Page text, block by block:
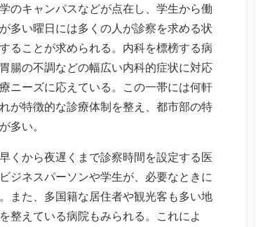
のキャンパスなどが点在し、学生から働
多い曜日には多くの人が診察を求める状
ることが求められる。内科を標榜する病
腸の不調などの幅広い内科的症状に対応
ニーズに応えている。この一帯には何軒
が特徴的な診療体制を整え、都市部の特
多い。
くから夜遅くまで診察時間を設定する医
ジネスパーソンや学生が、必要なときに
また、多国籍な居住者や観光客も多い地
整えている病院もみられる。これによ